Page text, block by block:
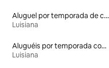
Aluguel por temporada de casas de veraneio
Luisiana
Aluguéis por temporada com acesso ao lago
Luisiana